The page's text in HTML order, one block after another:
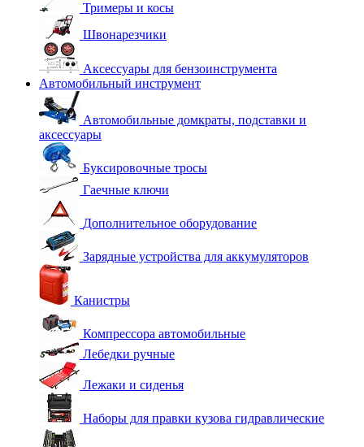
Тримеры и косы
Швонарезчики
Аксессуары для бензоинструмента
Автомобильный инструмент
Автомобильные домкраты, подставки и
аксессуары
Буксировочные тросы
Гаечные ключи
Дополнительное оборудование
Зарядные устройства для аккумуляторов
Канистры
Компрессора автомобильные
Лебедки ручные
Лежаки и сиденья
Наборы для правки кузова гидравлические